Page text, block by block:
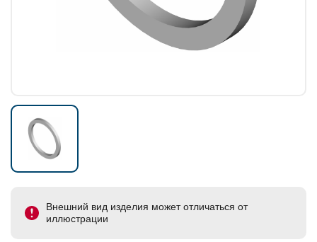
Внешний вид изделия может отличаться от
иллюстрации